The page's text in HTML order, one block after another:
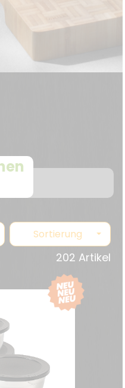
Sortierung
202 Artikel